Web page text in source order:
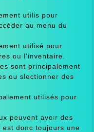
utilis pour
au menu du
utilisé pour
ou l'inventaire.
sont principalement
ou slectionner des
utilisés pour
peuvent avoir des
donc toujours une